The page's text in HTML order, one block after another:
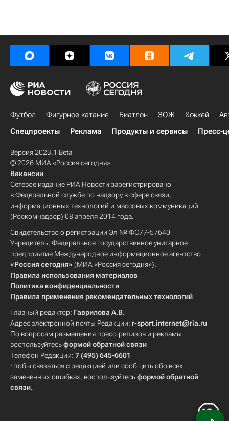
Футбол Фигурное катание Биатлон ЗОЖ Хоккей
Спецпроекты
Реклама Продукты и сервисы Пресс-
Версия 2023.1 Beta
© 2026 МИА «Россия сегодня»
Вакансии
Сетевое издание РИА Новости зарегистрировано
в Федеральной службе по надзору в сфере связи,
информационных технологий и массовых коммуникаций
(Роскомнадзор) 08 апреля 2014 года.
Свидетельство о регистрации Эл № ФС77-57640
Учредитель: Федеральное государственное унитарное
предприятие Международное информационное агентство
«Россия сегодня» (МИА «Россия сегодня»).
Правила использования материалов
Политика конфиденциальности
Правила применения рекомендательных технологий
Главный редактор: Гаврилова А.В.
Адрес электронной почты Редакции: r-sport.internet@ria.ru
По вопросам размещения пресс-релизов и рекламы
воспользуйтесьформой обратной связи
Телефон Редакции: 7 (495) 645-6601
Чтобы связаться с редакцией или сообщить обо всех
замеченных ошибках, воспользуйтесьформой обратной
связи.